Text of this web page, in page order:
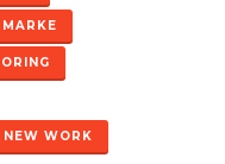
MARKE
NEW WORK